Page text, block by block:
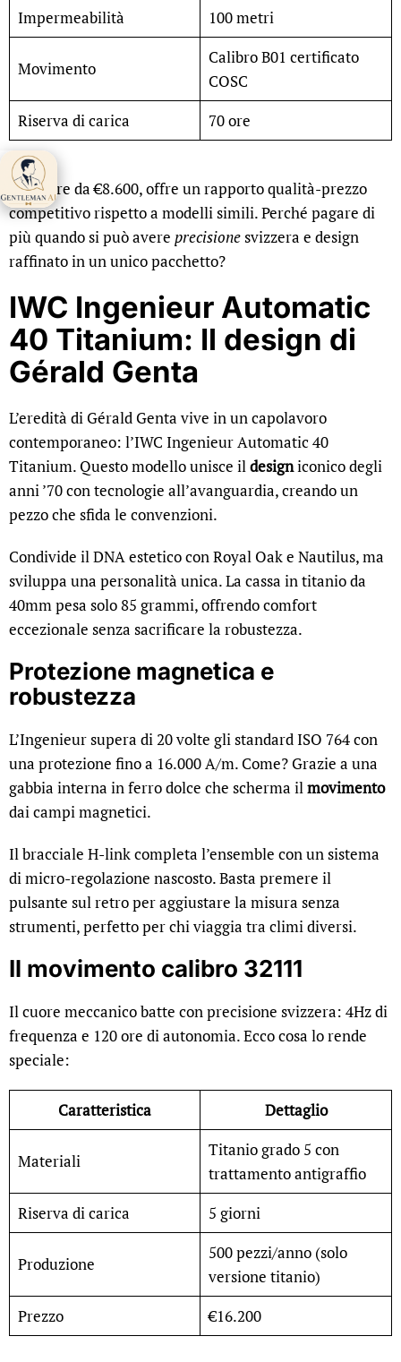
Impermeabilità
100 metri
Movimento
Calibro B01 certificato
COSC
Riserva di carica
70 ore
A partire da €8.600, offre un rapporto qualità-prezzo
competitivo rispetto a modelli simili. Perché pagare di
più quando si può avere precisionesvizzera e design
raffinato in un unico pacchetto?
IWC Ingenieur Automatic
40 Titanium: Il design di
Gérald Genta
L’eredità di Gérald Genta vive in un capolavoro
contemporaneo: l’IWC Ingenieur Automatic 40
Titanium. Questo modello unisce ildesigniconico degli
anni ’70 con tecnologie all’avanguardia, creando un
pezzo che sfida le convenzioni.
Condivide il DNA estetico con Royal Oak e Nautilus, ma
sviluppa una personalità unica. La cassa in titanio da
40mm pesa solo 85 grammi, offrendo comfort
eccezionale senza sacrificare la robustezza.
Protezione magnetica e
robustezza
L’Ingenieur supera di 20 volte gli standard ISO 764 con
una protezione fino a 16.000 A/m. Come? Grazie a una
gabbia interna in ferro dolce che scherma ilmovimento
dai campi magnetici.
Il bracciale H-link completa l’ensemble con un sistema
di micro-regolazione nascosto. Basta premere il
pulsante sul retro per aggiustare la misura senza
strumenti, perfetto per chi viaggia tra climi diversi.
Il movimento calibro 32111
Il cuore meccanico batte con precisione svizzera: 4Hz di
frequenza e 120 ore di autonomia. Ecco cosa lo rende
speciale:
Caratteristica Dettaglio
Materiali
Titanio grado 5 con
trattamento antigraffio
Riserva di carica
5 giorni
Produzione
500 pezzi/anno (solo
versione titanio)
Prezzo
€16.200
aspetta 👋